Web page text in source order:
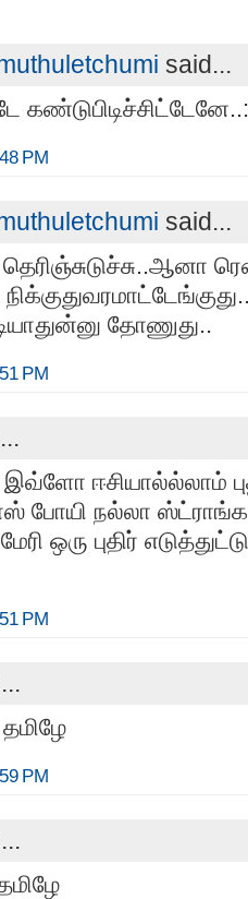
said...
PM
said...
தெரிஞ்சுடுச்சு..ஆனா
தோணுது..
PM
ஈசியால்ல்லாம்
போயி நல்லா
ஒரு புதிர்
PM
PM